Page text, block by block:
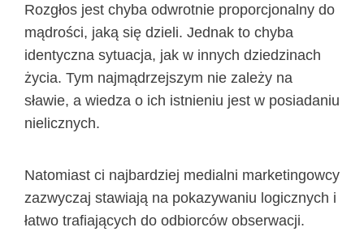
Rozgłos jest chyba odwrotnie proporcjonalny do
mądrości, jaką się dzieli. Jednak to chyba
identyczna sytuacja, jak w innych dziedzinach
życia. Tym najmądrzejszym nie zależy na
sławie, a wiedza o ich istnieniu jest w posiadaniu
nielicznych.
Natomiast ci najbardziej medialni marketingowcy
zazwyczaj stawiają na pokazywaniu logicznych i
łatwo trafiających do odbiorców obserwacji.